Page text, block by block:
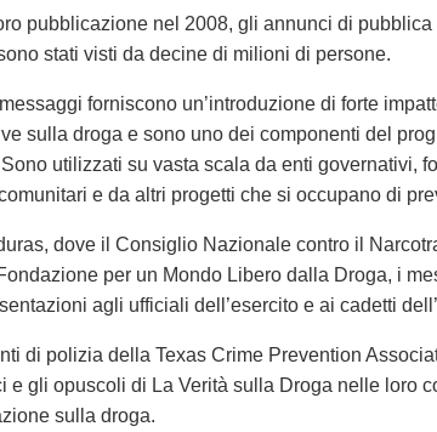
pubblicazione nel 2008, gli annunci di
stati visti da decine di milioni di persone.
forniscono un’introduzione di forte
sulla droga e sono uno dei componenti del
utilizzati su vasta scala da enti governativi,
e da altri progetti che si occupano di
dove il Consiglio Nazionale contro il
per un Mondo Libero dalla Droga, i
agli ufficiali dell’esercito e ai cadetti
di polizia della Texas Crime Prevention
e gli opuscoli di La Verità sulla Droga nelle loro
sulla droga.